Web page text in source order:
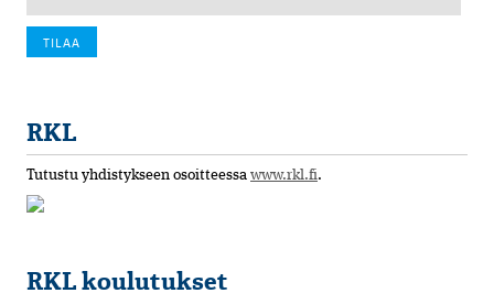
RKL
Tutustu yhdistykseen osoitteessa www.rkl.fi.
RKL koulutukset